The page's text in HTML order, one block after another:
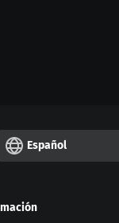
Español